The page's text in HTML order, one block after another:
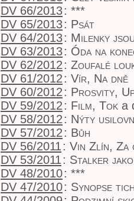
DV 66/2013: ***
DV 65/2013: Psát
DV 64/2013: Milenky
DV 63/2013: Óda na
DV 62/2012: Zoufalé
DV 61/2012: Vír, Na dně
DV 60/2012: Prosvity,
DV 59/2012: Film, Tok a
DV 58/2012: Nýty
DV 57/2012: Bůh
DV 56/2011: Vin Zlín, Za
DV 53/2011: Stalker
DV 48/2010: ***
DV 47/2010: Synopse